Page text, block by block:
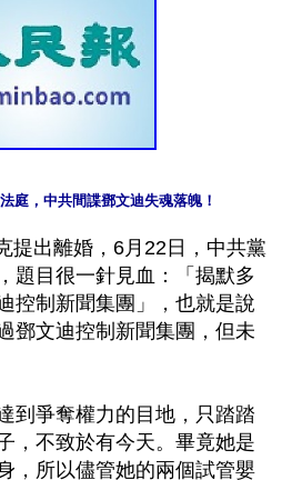
庭，中共間諜鄧文迪失魂落魄！
提出離婚，6月22日，中共黨
題目很一針見血：「揭默多
控制新聞集團」，也就是說
鄧文迪控制新聞集團，但未
到爭奪權力的目地，只踏踏
，不致於有今天。畢竟她是
，所以儘管她的兩個試管嬰